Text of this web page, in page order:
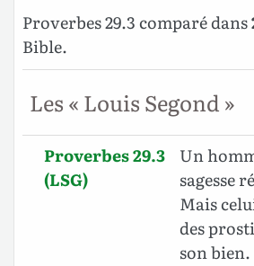
Proverbes 29.3 comparé dans
Bible.
Les « Louis Segond »
Proverbes 29.3
(LSG)
Un
sagesse
Mais
des
son bien.